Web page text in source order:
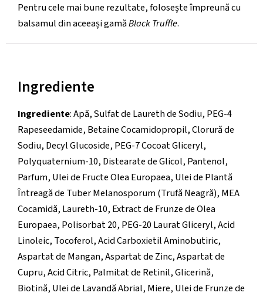
Pentru cele mai bune rezultate, folosește împreună cu
balsamul din aceeași gamăBlack Truffle.
Ingrediente
Ingrediente: Apă, Sulfat de Laureth de Sodiu, PEG-4
Rapeseedamide, Betaine Cocamidopropil, Clorură de
Sodiu, Decyl Glucoside, PEG-7 Cocoat Gliceryl,
Polyquaternium-10, Distearate de Glicol, Pantenol,
Parfum, Ulei de Fructe Olea Europaea, Ulei de Plantă
Întreagă de Tuber Melanosporum (Trufă Neagră), MEA
Cocamidă, Laureth-10, Extract de Frunze de Olea
Europaea, Polisorbat 20, PEG-20 Laurat Gliceryl, Acid
Linoleic, Tocoferol, Acid Carboxietil Aminobutiric,
Aspartat de Mangan, Aspartat de Zinc, Aspartat de
Cupru, Acid Citric, Palmitat de Retinil, Glicerină,
Biotină, Ulei de Lavandă Abrial, Miere, Ulei de Frunze de